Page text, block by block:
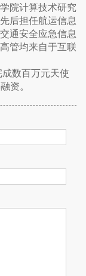
院计算技术研究
后担任航运信息
通安全应急信息
管均来自于互联
数百万元天使
资。